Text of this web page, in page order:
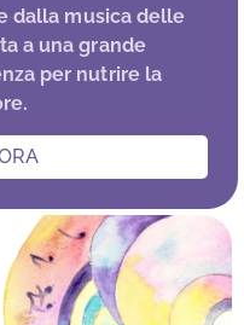
dalla musica delle
a una grande
per nutrire la